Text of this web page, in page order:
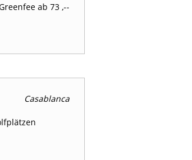
ab 73 ,--
Casablanca